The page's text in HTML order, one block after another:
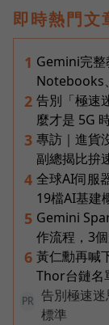
即時熱門文
1 Gemini完整
Notebooks
2 告別「極速
麼才是 5G
3 專訪｜進貨
副總揭比拚
4 全球AI伺服
19檔AI基建
5 Gemini
作流程，3
6 黃仁勳再喊
Thor台鏈名
PR
告別極速
標準